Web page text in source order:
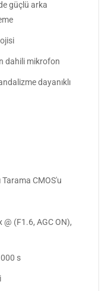
güçlü arka
dahili mikrofon
dayanıklı
CMOS'u
(F1.6, AGC ON),
s